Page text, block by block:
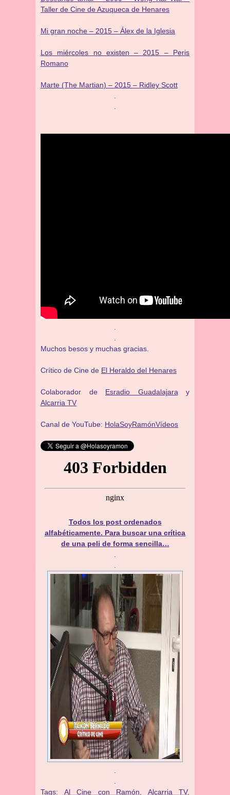
Taller de Cine de Azuqueca de Henares
Mi gran noche – 2015 – Álex de la Iglesia
Los miércoles no existen – 2015 – Peris
Romano
Marte (The Martian) – 2015 – Ridley Scott
Muchos besos y muchas gracias.
Crítico de Cine de El Heraldo del Henares
Colaborador de Esradio Guadalajara y
Alcarria TV
Canal de YouTube: HolaSoyRamónVídeos
Todos los post ordenados
alfabéticamente. Para buscar una crítica
de una peli de forma sencilla…
Tags: Al Cine con Ramón Alcarria TV,